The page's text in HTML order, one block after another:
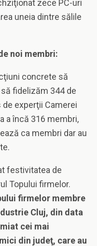
zece PC-uri
uneia dintre sălile
noi membri:
concrete să
fidelizăm 344 de
experţii Camerei
a încă 316 membri,
ca membri dar au
festivitatea de
Topului firmelor.
firmelor membre
Cluj, din data
cei mai
din judeţ, care au